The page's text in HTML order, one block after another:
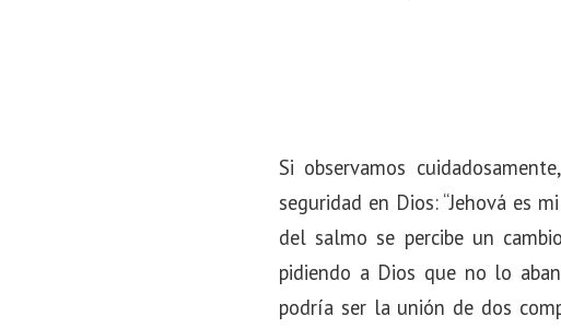
Si observamos
seguridad en Dios: “Jehová es
del salmo se percibe un
pidiendo a Dios que no lo
podría ser la unión de dos